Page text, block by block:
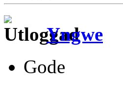
Yngwe
Gode